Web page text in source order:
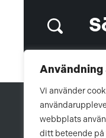
Användning
Vi använder
webbplats
ditt beteende på